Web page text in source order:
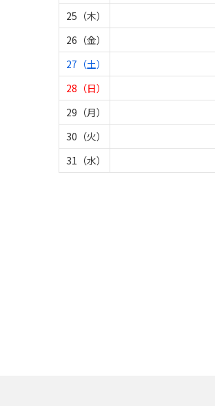
25（木）
26（金）
27（土）
28（日）
29（月）
30（火）
31（水）